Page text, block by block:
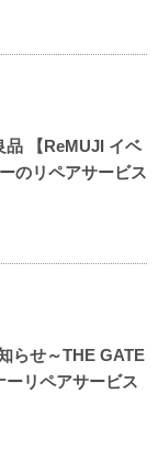
品 【ReMUJI イベ
のリペアサービス
らせ～THE GATE
ーリペアサービス